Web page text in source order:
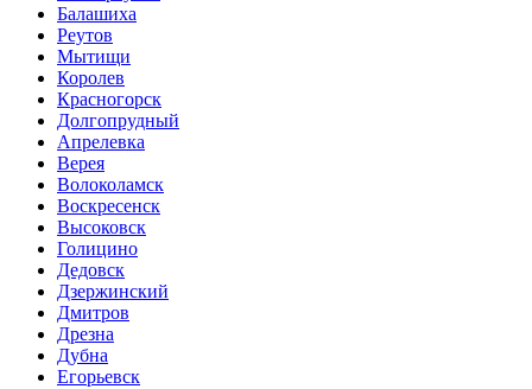
Балашиха
Реутов
Мытищи
Королев
Красногорск
Долгопрудный
Апрелевка
Верея
Волоколамск
Воскресенск
Высоковск
Голицино
Дедовск
Дзержинский
Дмитров
Дрезна
Дубна
Егорьевск